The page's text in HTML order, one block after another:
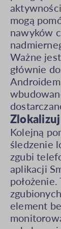
mogą
nawyków
Ważne
głównie
Kolejną
śledzenie
zgubi
aplikacji
element